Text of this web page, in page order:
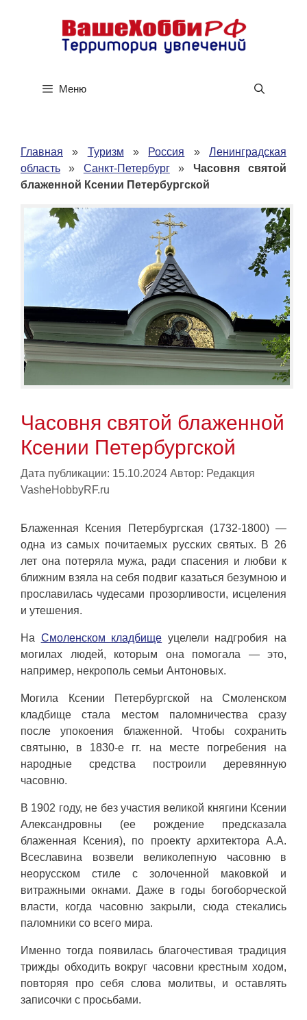
содержимому
Меню
Главная » Туризм » Россия »Ленинградская
область » Санкт-Петербург» Часовня святой
блаженной Ксении Петербургской
Часовня святой блаженной
Ксении Петербургской
Дата публикации: 15.10.2024 Автор: Редакция
VasheHobbyRF.ru
Блаженная Ксения Петербургская (1732-1800) —
одна из самых почитаемых русских святых. В 26
лет она потеряла мужа, ради спасения и любви к
ближним взяла на себя подвиг казаться безумною и
прославилась чудесами прозорливости, исцеления
и утешения.
На Смоленском кладбище уцелели надгробия на
могилах людей, которым она помогала — это,
например, некрополь семьи Антоновых.
Могила Ксении Петербургской на Смоленском
кладбище стала местом паломничества сразу
после упокоения блаженной. Чтобы сохранить
святыню, в 1830-е гг. на месте погребения на
народные средства построили деревянную
часовню.
В 1902 году, не без участия великой княгини Ксении
Александровны (ее рождение предсказала
блаженная Ксения), по проекту архитектора А.А.
Всеславина возвели великолепную часовню в
неорусском стиле с золоченной маковкой и
витражными окнами. Даже в годы богоборческой
власти, когда часовню закрыли, сюда стекались
паломники со всего мира.
Именно тогда появилась благочестивая традиция
трижды обходить вокруг часовни крестным ходом,
повторяя про себя слова молитвы, и оставлять
записочки с просьбами.